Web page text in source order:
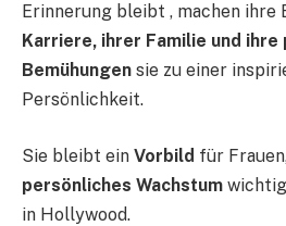
Erinnerung bleibt , machen ihre
Karriere, ihrer Familie und ihre
Bemühungen sie zu einer
Persönlichkeit.
Sie bleibt ein Vorbild für
persönliches Wachstum
in Hollywood.